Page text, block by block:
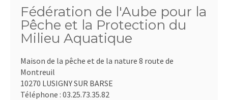
Fédération de l'Aube pour la
Pêche et la Protection du
Milieu Aquatique
Maison de la pêche et de la nature 8 route de
Montreuil
10270 LUSIGNY SUR BARSE
Téléphone : 03.25.73.35.82